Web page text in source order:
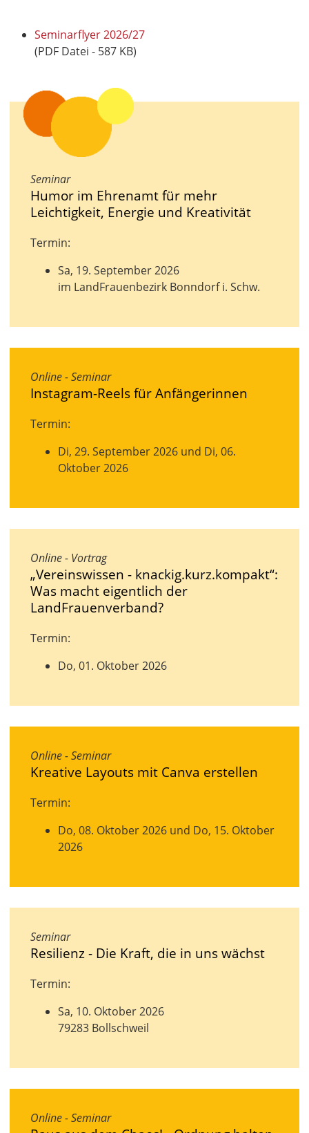
Seminarflyer 2026/27
(PDF Datei - 587 KB)
Seminar
Humor im Ehrenamt für mehr
Leichtigkeit, Energie und Kreativität
Termin:
Sa, 19. September 2026
im LandFrauenbezirk Bonndorf i. Schw.
Online - Seminar
Instagram-Reels für Anfängerinnen
Termin:
Di, 29. September 2026 und Di, 06.
Oktober 2026
Online - Vortrag
„Vereinswissen - knackig.kurz.kompakt“:
Was macht eigentlich der
LandFrauenverband?
Termin:
Do, 01. Oktober 2026
Online - Seminar
Kreative Layouts mit Canva erstellen
Termin:
Do, 08. Oktober 2026 und Do, 15. Oktober
2026
Seminar
Resilienz - Die Kraft, die in uns wächst
Termin:
Sa, 10. Oktober 2026
79283 Bollschweil
Online - Seminar